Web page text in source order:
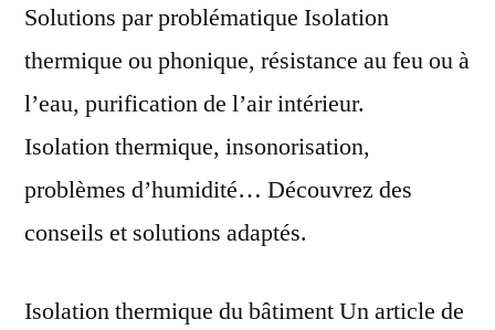
Solutions par problématique Isolation
thermique ou phonique, résistance au feu ou à
l’eau, purification de l’air intérieur.
Isolation thermique, insonorisation,
problèmes d’humidité… Découvrez des
conseils et solutions adaptés.
Isolation thermique du bâtiment Un article de